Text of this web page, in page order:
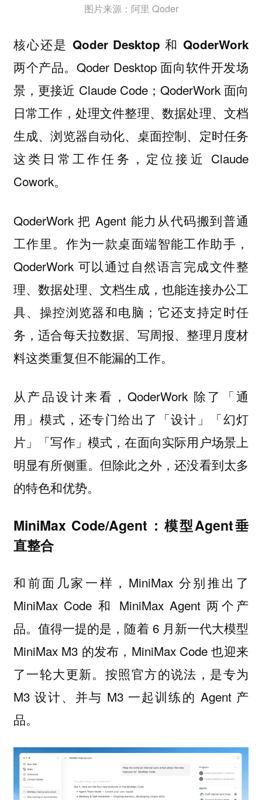
图片来源：阿里 Qoder
核心还是 Qoder Desktop 和 QoderWork
两个产品。Qoder Desktop 面向软件开发场
景，更接近 Claude Code；QoderWork 面向
日常工作，处理文件整理、数据处理、文档
生成、浏览器自动化、桌面控制、定时任务
这类日常工作任务，定位接近 Claude
Cowork。
QoderWork 把 Agent 能力从代码搬到普通
工作里。作为一款桌面端智能工作助手，
QoderWork 可以通过自然语言完成文件整
理、数据处理、文档生成，也能连接办公工
具、操控浏览器和电脑；它还支持定时任
务，适合每天拉数据、写周报、整理月度材
料这类重复但不能漏的工作。
从产品设计来看，QoderWork 除了「通
用」模式，还专门给出了「设计」「幻灯
片」「写作」模式，在面向实际用户场景上
明显有所侧重。但除此之外，还没看到太多
的特色和优势。
MiniMax Code/Agent：模型Agent垂
直整合
和前面几家一样，MiniMax 分别推出了
MiniMax Code 和 MiniMax Agent 两个产
品。值得一提的是，随着 6 月新一代大模型
MiniMax M3 的发布，MiniMax Code 也迎来
了一轮大更新。按照官方的说法，是专为
M3 设计、并与 M3 一起训练的 Agent 产
品。